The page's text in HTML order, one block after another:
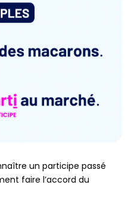
un participe passé
faire l’accord du